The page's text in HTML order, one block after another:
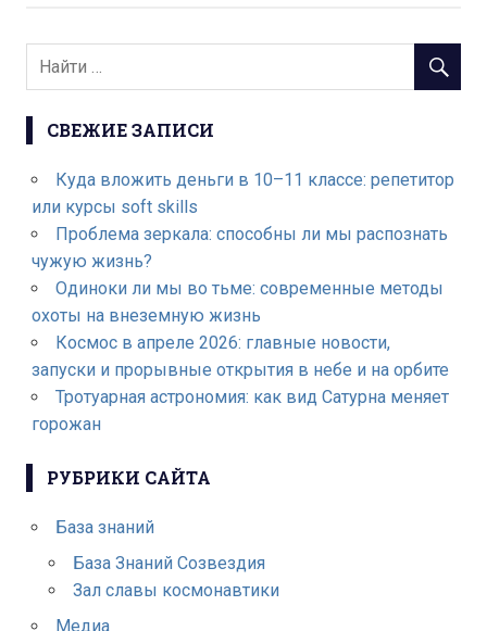
СВЕЖИЕ ЗАПИСИ
Куда вложить деньги в 10–11 классе: репетитор
или курсы soft skills
Проблема зеркала: способны ли мы распознать
чужую жизнь?
Одиноки ли мы во тьме: современные методы
охоты на внеземную жизнь
Космос в апреле 2026: главные новости,
запуски и прорывные открытия в небе и на орбите
Тротуарная астрономия: как вид Сатурна меняет
горожан
РУБРИКИ САЙТА
База знаний
База Знаний Созвездия
Зал славы космонавтики
Медиа